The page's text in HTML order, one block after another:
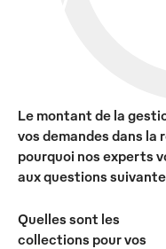
Le montant de la
vos demandes dans
pourquoi nos experts
aux questions
Quelles sont les
collections pour vos